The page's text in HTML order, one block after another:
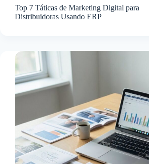
Top 7 Táticas de Marketing Digital para
Distribuidoras Usando ERP